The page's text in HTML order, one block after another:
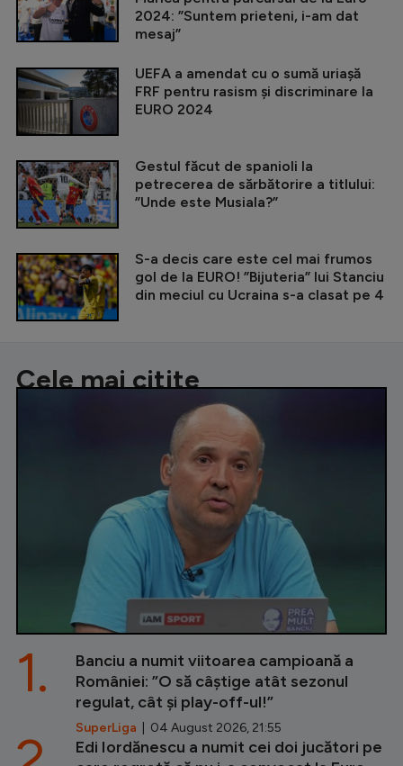
2024: ”Suntem prieteni, i-am dat
mesaj”
UEFA a amendat cu o sumă uriașă
FRF pentru rasism și discriminare la
EURO 2024
Gestul făcut de spanioli la
petrecerea de sărbătorire a titlului:
”Unde este Musiala?”
S-a decis care este cel mai frumos
gol de la EURO! ”Bijuteria” lui Stanciu
din meciul cu Ucraina s-a clasat pe 4
Cele mai citite
Banciu a numit viitoarea campioană a
României: ”O să câștige atât sezonul
regulat, cât și play-off-ul!”
SuperLiga | 04 August 2026, 21:55
1.
Edi Iordănescu a numit cei doi jucători pe